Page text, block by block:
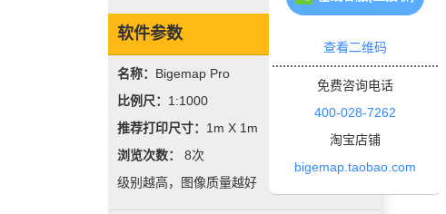
软件参数
名称： Bigemap Pro
比例尺： 1:1000
推荐打印尺寸： 1m X 1m
浏览次数： 8次
级别越高，图像质量越好
查看二维码
免费咨询电话
400-028-7262
淘宝店铺
bigemap.taobao.com